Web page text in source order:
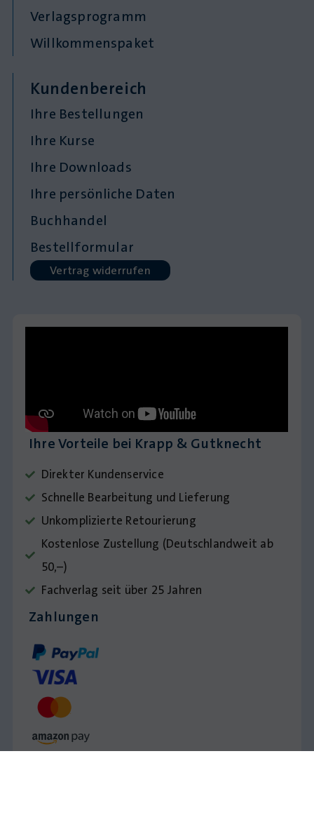
Verlagsprogramm
Willkommenspaket
Kundenbereich
Ihre Bestellungen
Ihre Kurse
Ihre Downloads
Ihre persönliche Daten
Buchhandel
Bestellformular
Vertrag widerrufen
Ihre Vorteile bei Krapp & Gutknecht
Direkter Kundenservice
Schnelle Bearbeitung und Lieferung
Unkomplizierte Retourierung
Kostenlose Zustellung (Deutschlandweit ab
50,–)
Fachverlag seit über 25 Jahren
Zahlungen